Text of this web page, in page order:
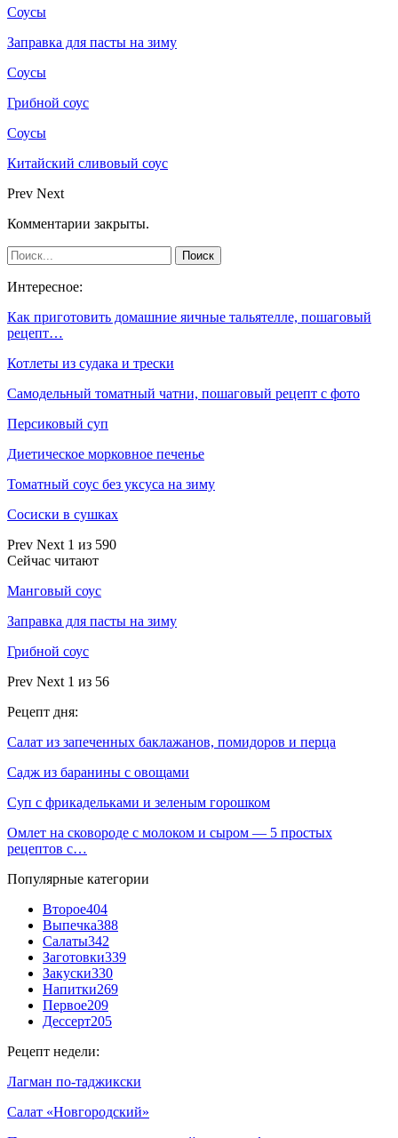
Соусы
Заправка для пасты на зиму
Соусы
Грибной соус
Соусы
Китайский сливовый соус
Prev Next
Комментарии закрыты.
Интересное:
Как приготовить домашние яичные тальятелле, пошаговый
рецепт…
Котлеты из судака и трески
Самодельный томатный чатни, пошаговый рецепт с фото
Персиковый суп
Диетическое морковное печенье
Томатный соус без уксуса на зиму
Сосиски в сушках
Prev Next 1 из 590
Сейчас читают
Манговый соус
Заправка для пасты на зиму
Грибной соус
Prev Next 1 из 56
Рецепт дня:
Салат из запеченных баклажанов, помидоров и перца
Садж из баранины с овощами
Суп с фрикадельками и зеленым горошком
Омлет на сковороде с молоком и сыром — 5 простых
рецептов с…
Популярные категории
Второе404
Выпечка388
Салаты342
Заготовки339
Закуски330
Напитки269
Первое209
Дессерт205
Рецепт недели:
Лагман по-таджикски
Салат «Новгородский»